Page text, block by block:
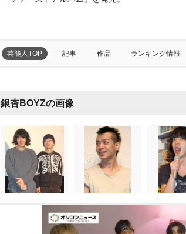
芸能人TOP 記事 作品 ランキング情報
銀杏BOYZの画像